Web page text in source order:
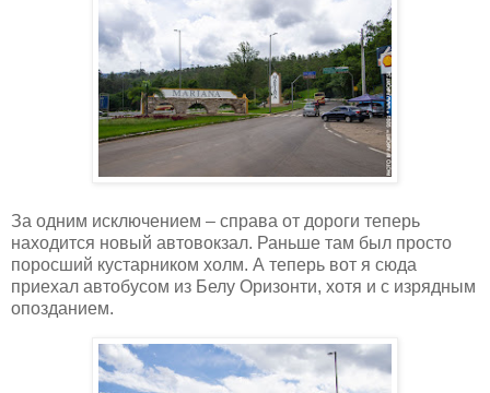
За одним исключением – справа от дороги теперь
находится новый автовокзал. Раньше там был просто
поросший кустарником холм. А теперь вот я сюда
приехал автобусом из Белу Оризонти, хотя и с изрядным
опозданием.